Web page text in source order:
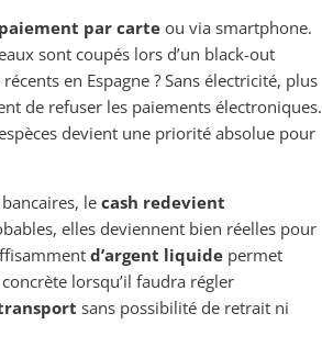
paiement par carte ou via smartphone.
sont coupés lors d’un black-out
en Espagne ? Sans électricité, plus
de refuser les paiements électroniques.
devient une priorité absolue pour
le cash redevient
elles deviennent bien réelles pour
d’argent liquide permet
lorsqu’il faudra régler
sans possibilité de retrait ni